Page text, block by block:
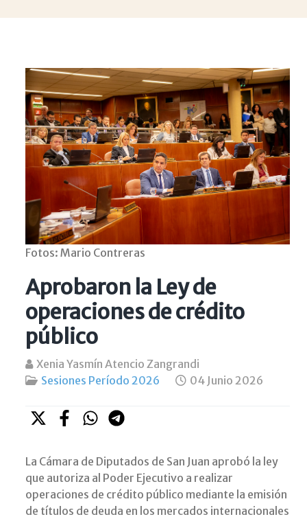
Fotos: Mario Contreras
Aprobaron la Ley de
operaciones de crédito
público
Xenia Yasmín Atencio Zangrandi
Sesiones Período 2026
04 Junio 2026
La Cámara de Diputados de San Juan aprobó la ley
que autoriza al Poder Ejecutivo a realizar
operaciones de crédito público mediante la emisión
de títulos de deuda en los mercados internacionales